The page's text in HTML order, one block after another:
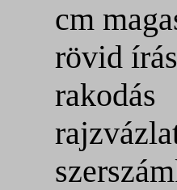
cm
rövid írás
rakodás